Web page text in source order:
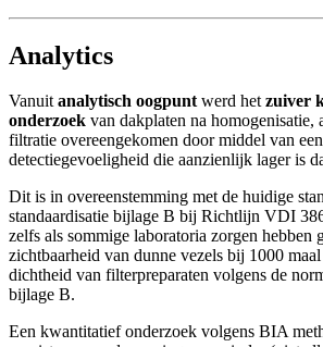
Analytics
Vanuitanalytisch oogpuntwerd hetzuiver
onderzoek van dakplaten na homogenisatie,
filtratie overeengekomen door middel van
detectiegevoeligheid die aanzienlijk lager is
Dit is in overeenstemming met de huidige
standaardisatie bijlage B bij Richtlijn VDI
zelfs als sommige laboratoria zorgen hebben
zichtbaarheid van dunne vezels bij 1000
dichtheid van filterpreparaten volgens de
bijlage B.
Een kwantitatief onderzoek volgens BIA